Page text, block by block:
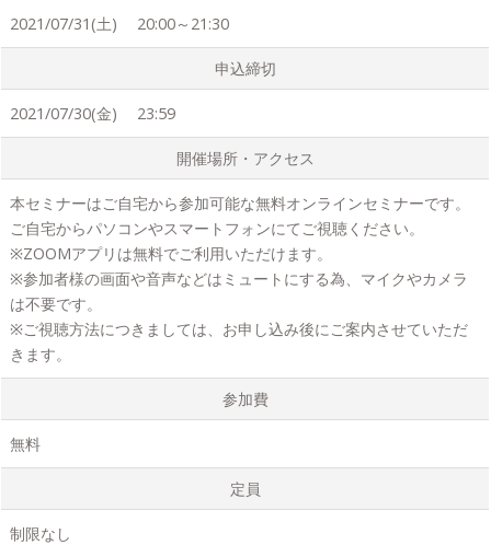
2021/07/31(土) 20:00～21:30
申込締切
2021/07/30(金) 23:59
開催場所・アクセス
本セミナーはご自宅から参加可能な無料オンラインセミナーです。
ご自宅からパソコンやスマートフォンにてご視聴ください。
※ZOOMアプリは無料でご利用いただけます。
※参加者様の画面や音声などはミュートにする為、マイクやカメラ
は不要です。
※ご視聴方法につきましては、お申し込み後にご案内させていただ
きます。
参加費
無料
定員
制限なし